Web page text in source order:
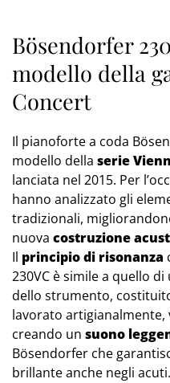
Bösendorfer
modello della
Concert
Il pianoforte a coda
modello della serie
lanciata nel 2015. Per
hanno analizzato gli
tradizionali,
nuova costruzione
Il principio di risonanza
230VC è simile a quello
dello strumento,
lavorato artigianalmente,
creando un suono
Bösendorfer che
brillante anche negli acuti.